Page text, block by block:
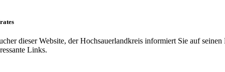
dieser Website, der Hochsauerlandkreis informiert Sie auf
Links.